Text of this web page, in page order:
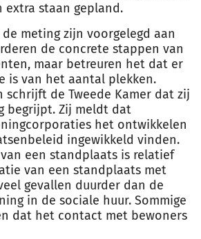
extra staan gepland.
meting zijn voorgelegd aan
de concrete stappen van
maar betreuren het dat er
is van het aantal plekken.
schrijft de Tweede Kamer dat zij
begrijpt. Zij meldt dat
het ontwikkelen
ingewikkeld vinden.
een standplaats is relatief
van een standplaats met
gevallen duurder dan de
in de sociale huur. Sommige
dat het contact met bewoners